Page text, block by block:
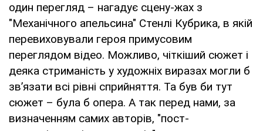
один перегляд – нагадує сцену-жах з
"Механічного апельсина" Стенлі Кубрика, в якій
перевиховували героя примусовим
переглядом відео. Можливо, чіткіший сюжет і
деяка стриманість у художніх виразах могли б
зв’язати всі рівні сприйняття. Та був би тут
сюжет – була б опера. А так перед нами, за
визначенням самих авторів, "пост-